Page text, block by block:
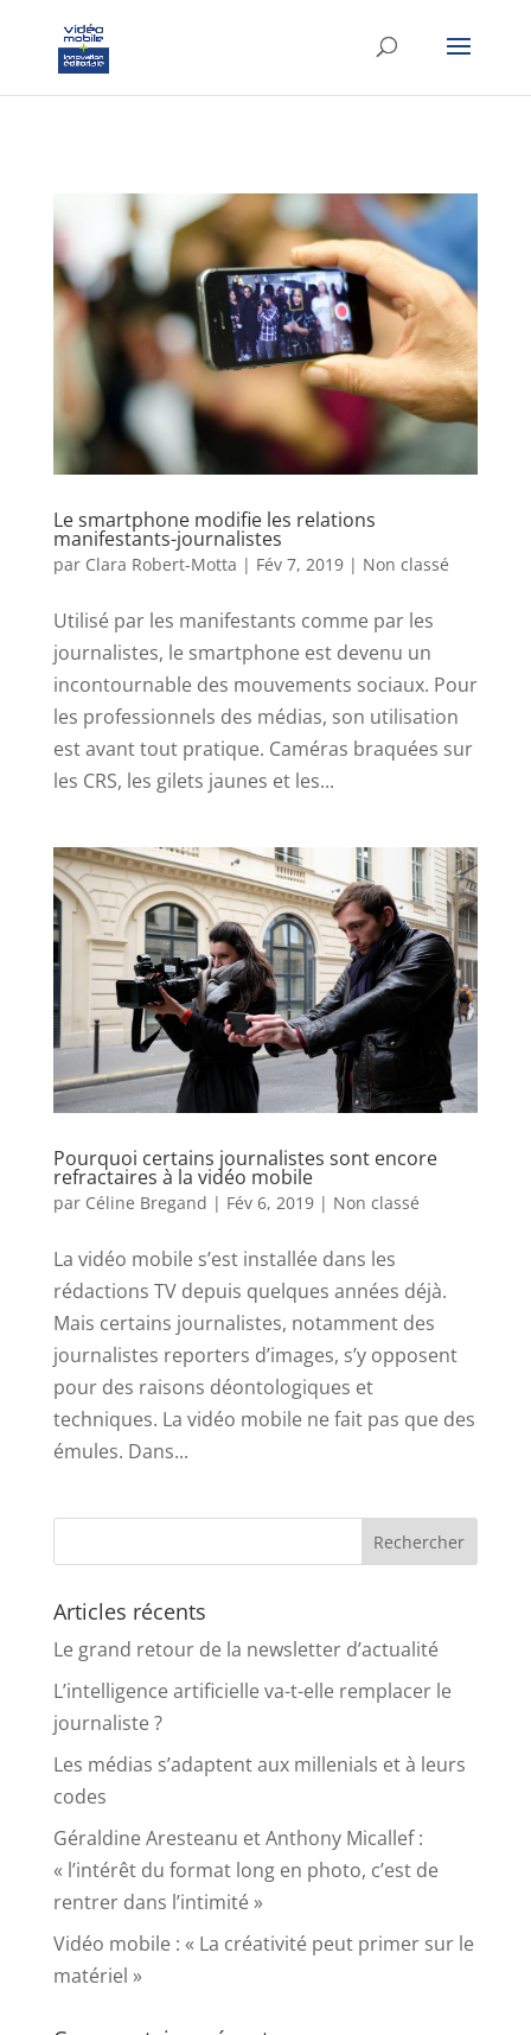
Le smartphone modifie les relations
manifestants-journalistes
par Clara Robert-Motta | Fév 7, 2019| Non classé
Utilisé par les manifestants comme par les
journalistes, le smartphone est devenu un
incontournable des mouvements sociaux. Pour
les professionnels des médias, son utilisation
est avant tout pratique. Caméras braquées sur
les CRS, les gilets jaunes et les...
Pourquoi certains journalistes sont encore
refractaires à la vidéo mobile
par Céline Bregand | Fév 6, 2019| Non classé
La vidéo mobile s’est installée dans les
rédactions TV depuis quelques années déjà.
Mais certains journalistes, notamment des
journalistes reporters d’images, s’y opposent
pour des raisons déontologiques et
techniques. La vidéo mobile ne fait pas que des
émules. Dans...
Articles récents
Le grand retour de la newsletter d’actualité
L’intelligence artificielle va-t-elle remplacer le
journaliste ?
Les médias s’adaptent aux millenials et à leurs
codes
Géraldine Aresteanu et Anthony Micallef :
« l’intérêt du format long en photo, c’est de
rentrer dans l’intimité »
Vidéo mobile : « La créativité peut primer sur le
matériel »